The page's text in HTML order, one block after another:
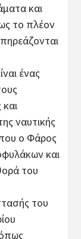
και
το πλέον
ένας
ναυτικής
ο Φάρος
και
του
του